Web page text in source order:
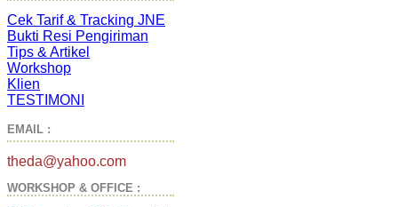
Cek Tarif & Tracking JNE
Bukti Resi Pengiriman
Tips & Artikel
Workshop
Klien
TESTIMONI
EMAIL :
theda@yahoo.com
WORKSHOP & OFFICE :